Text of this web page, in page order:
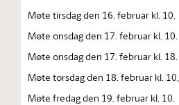
Møte tirsdag den 16. februar kl. 10.
Møte onsdag den 17. februar kl. 10.
Møte onsdag den 17. februar kl. 18.
Møte torsdag den 18. februar kl. 10,
Møte fredag den 19. februar kl. 10.